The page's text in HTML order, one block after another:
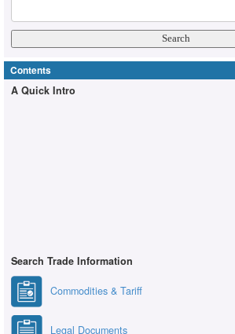
Contents
A Quick Intro
Search Trade Information
Commodities & Tariff
Legal Documents